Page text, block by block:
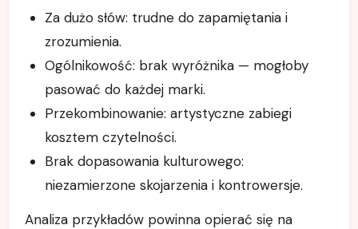
Za dużo słów: trudne do zapamiętania i
zrozumienia.
Ogólnikowość: brak wyróżnika — mogłoby
pasować do każdej marki.
Przekombinowanie: artystyczne zabiegi
kosztem czytelności.
Brak dopasowania kulturowego:
niezamierzone skojarzenia i kontrowersje.
Analiza przykładów powinna opierać się na